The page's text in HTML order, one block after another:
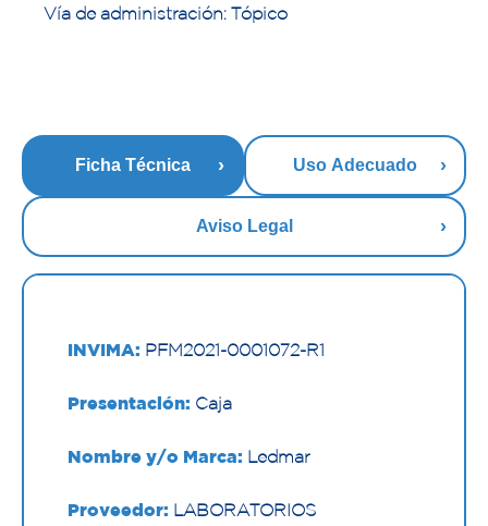
Vía de administración: Tópico
Ficha Técnica Uso Adecuado
Aviso Legal
INVIMA: PFM2021-0001072-R1
Presentación: Caja
Nombre y/o Marca: Ledmar
Proveedor: LABORATORIOS